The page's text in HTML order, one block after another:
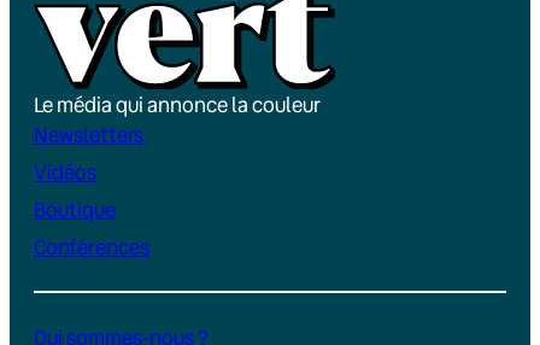
Le média qui annonce la couleur
Newsletters
Vidéos
Boutique
Conférences
Qui sommes-nous ?